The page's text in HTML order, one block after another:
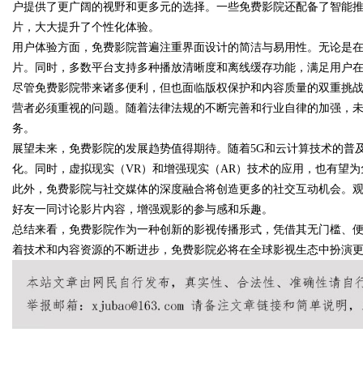
!
Bo
户提供了更广阔的视野和更多元的选择。一些免费影院还配备了智能
片，大大提升了个性化体验。
用户体验方面，免费影院普遍注重界面设计的简洁与易用性。无论是
片。同时，多数平台支持多种播放清晰度和离线缓存功能，满足用户
尽管免费影院带来诸多便利，但也面临版权保护和内容质量的双重挑
营者必须重视的问题。随着法律法规的不断完善和行业自律的加强，
务。
展望未来，免费影院的发展趋势值得期待。随着5G和云计算技术的
化。同时，虚拟现实（VR）和增强现实（AR）技术的应用，也有望
此外，免费影院与社交媒体的深度融合将创造更多的社交互动机会。
好友一同讨论影片内容，增强观影的参与感和乐趣。
总结来看，免费影院作为一种创新的影视传播形式，凭借其无门槛、
着技术和内容资源的不断进步，免费影院必将在全球影视生态中扮演